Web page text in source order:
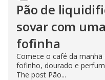
Pão de
sovar com
fofinha
Comece o café da
fofinho, dourado e
The post Pão...